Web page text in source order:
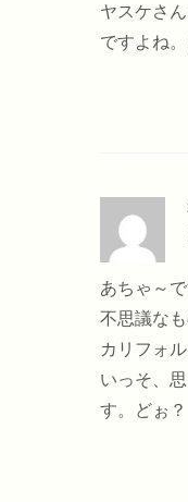
ヤスケさ
ですよね
あちゃ～で
不思議な
カリフォ
いっそ、
す。どぉ？